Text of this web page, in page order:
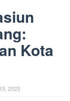
Kota
2023